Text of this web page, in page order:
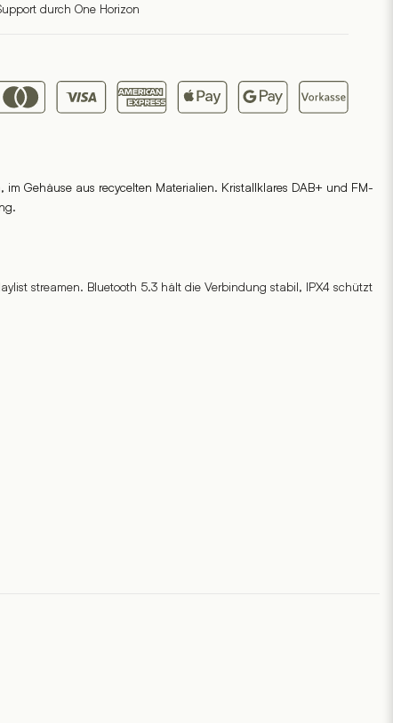
durch One Horizon
Gehäuse aus recycelten Materialien. Kristallklares DAB+ und FM-
streamen. Bluetooth 5.3 hält die Verbindung stabil, IPX4 schützt